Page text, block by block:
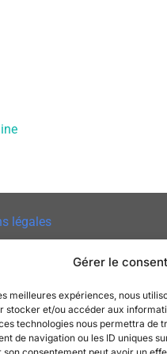
Gérer le
meilleures expériences, nous
stocker et/ou accéder aux
technologies nous permettra de
de navigation ou les ID uniques
légales